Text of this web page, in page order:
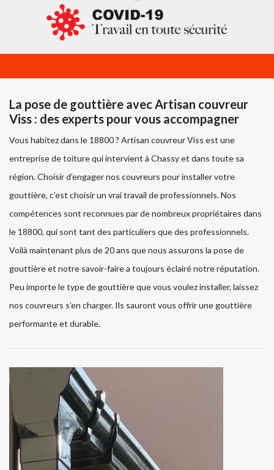
La pose de gouttière avec Artisan couvreur
Viss : des experts pour vous accompagner
Vous habitez dans le 18800 ? Artisan couvreur Viss est une
entreprise de toiture qui intervient à Chassy et dans toute sa
région. Choisir d’engager nos couvreurs pour installer votre
gouttière, c’est choisir un vrai travail de professionnels. Nos
compétences sont reconnues par de nombreux propriétaires dans
le 18800, qui sont tant des particuliers que des professionnels.
Voilà maintenant plus de 20 ans que nous assurons la pose de
gouttière et notre savoir-faire a toujours éclairé notre réputation.
Peu importe le type de gouttière que vous voulez installer, laissez
nos couvreurs s’en charger. Ils sauront vous offrir une gouttière
performante et durable.